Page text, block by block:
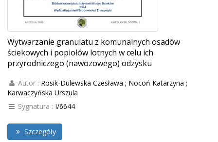
Wytwarzanie granulatu z komunalnych osadów
ściekowych i popiołów lotnych w celu ich
przyrodniczego (nawozowego) odzysku
Autor : Rosik-Dulewska Czesława ; Nocoń Katarzyna ;
Karwaczyńska Urszula
Sygnatura : I/6644
Szczegóły